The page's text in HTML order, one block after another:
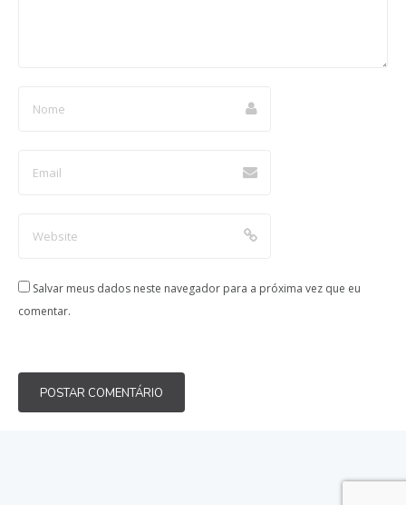
Salvar meus dados neste navegador para a próxima vez que eu
comentar.